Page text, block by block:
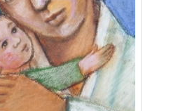
임 안나 (1782~1816년)
자 2020.06.09 379